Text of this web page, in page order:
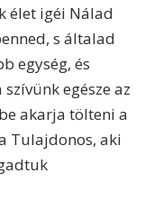
élet igéi Nálad
s általad
egység, és
egésze az
akarja tölteni a
Tulajdonos, aki